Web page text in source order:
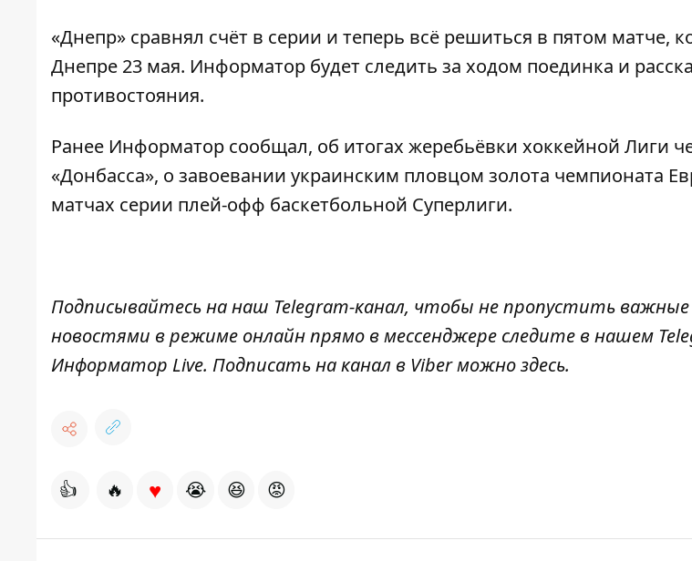
«Днепр» сравнял счёт в серии и теперь всё решиться в пятом матче,
Днепре 23 мая. Информатор будет следить за ходом поединка и
противостояния.
Ранее Информатор сообщал, об итогах жеребьёвки хоккейной Лиги
«Донбасса», о завоевании украинским пловцом золота чемпионата
матчах серии плей-офф баскетбольной Суперлиги.
Подписывайтесь на наш Telegram-канал, чтобы не пропустить важные
новостями в режиме онлайн прямо в мессенджере следите в нашем
Информатор Live. Подписать на канал в Viber можноздесь.
👍 🔥 ♥ 😭 😆 😡